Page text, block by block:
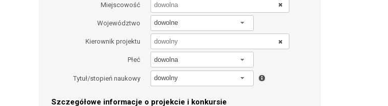
Miejscowość
Województwo dowolne
Kierownik projektu
Płeć dowolna
Tytuł/stopień naukowy dowolny
Szczegółowe informacje o projekcie i konkursie